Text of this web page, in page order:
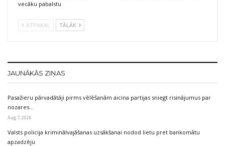
vecāku pabalstu
ATPAKAĻ TĀLĀK
JAUNĀKĀS ZIŅAS
Pasažieru pārvadātāji pirms vēlēšanām aicina partijas sniegt risinājumus par
nozares…
Aug 7, 2026
Valsts policija kriminālvajāšanas uzsākšanai nodod lietu pret bankomātu
apzadzēju